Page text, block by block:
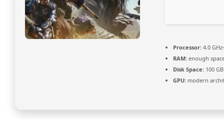
Processor: 4.0
RAM: enough
Disk Space: 100 GB
GPU: modern